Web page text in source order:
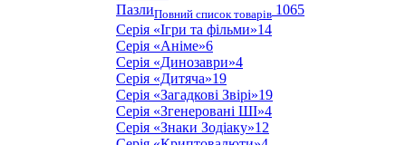
ПазлиПовний список товарів 1065
Серія «Ігри та фільми»14
Серія «Аніме»6
Серія «Динозаври»4
Серія «Дитяча»19
Серія «Загадкові Звірі»19
Серія «Згенеровані ШІ»4
Серія «Знаки Зодіаку»12